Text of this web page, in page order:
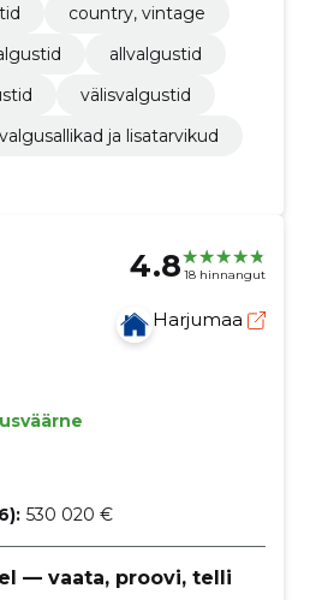
country, vintage
allvalgustid
välisvalgustid
valgusallikad ja lisatarvikud
4.8 18 hinnangut
Harjumaa
530 020 €
— vaata, proovi, telli